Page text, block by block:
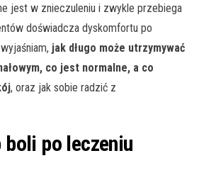
jest w znieczuleniu i zwykle przebiega
doświadcza dyskomfortu po
jak długo może utrzymywać
co jest normalne, a co
, oraz jak sobie radzić z
boli po leczeniu